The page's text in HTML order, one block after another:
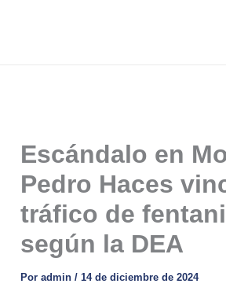
Escándalo en
Pedro Haces
tráfico de
según la DEA
Poradmin/ 14 de diciembre de 2024